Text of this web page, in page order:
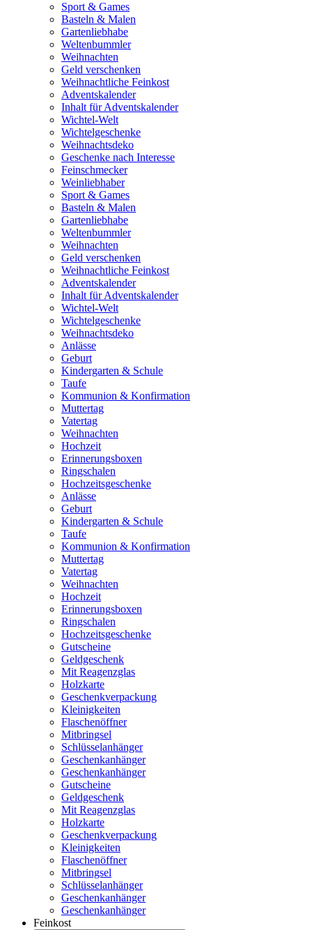
Sport & Games
Basteln & Malen
Gartenliebhabe
Weltenbummler
Weihnachten
Geld verschenken
Weihnachtliche Feinkost
Adventskalender
Inhalt für Adventskalender
Wichtel-Welt
Wichtelgeschenke
Weihnachtsdeko
Geschenke nach Interesse
Feinschmecker
Weinliebhaber
Sport & Games
Basteln & Malen
Gartenliebhabe
Weltenbummler
Weihnachten
Geld verschenken
Weihnachtliche Feinkost
Adventskalender
Inhalt für Adventskalender
Wichtel-Welt
Wichtelgeschenke
Weihnachtsdeko
Anlässe
Geburt
Kindergarten & Schule
Taufe
Kommunion & Konfirmation
Muttertag
Vatertag
Weihnachten
Hochzeit
Erinnerungsboxen
Ringschalen
Hochzeitsgeschenke
Anlässe
Geburt
Kindergarten & Schule
Taufe
Kommunion & Konfirmation
Muttertag
Vatertag
Weihnachten
Hochzeit
Erinnerungsboxen
Ringschalen
Hochzeitsgeschenke
Gutscheine
Geldgeschenk
Mit Reagenzglas
Holzkarte
Geschenkverpackung
Kleinigkeiten
Flaschenöffner
Mitbringsel
Schlüsselanhänger
Geschenkanhänger
Geschenkanhänger
Gutscheine
Geldgeschenk
Mit Reagenzglas
Holzkarte
Geschenkverpackung
Kleinigkeiten
Flaschenöffner
Mitbringsel
Schlüsselanhänger
Geschenkanhänger
Geschenkanhänger
Feinkost